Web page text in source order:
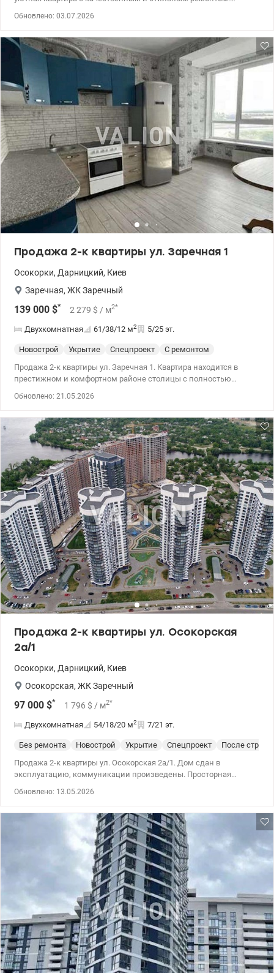
являются большие панорамные окна, благодаря чему поступает
большое количество света, что очень комфортно для
проживания. Из окон квартиры открывается красивый вид на
город и Днепр. 044 200 10 80 valion.ua/1150621
Обновлено: 03.07.2026
Продажа 2-к квартиры ул. Заречная 1
Осокорки, Дарницкий, Киев
Заречная, ЖК Заречный
139 000 $* 2 279 $ / м2*
Двухкомнатная 61/38/12 м2 5/25 эт.
Новострой Укрытие Спецпроект
С ремонтом
Продажа 2-к квартиры ул. Заречная 1. Квартира находится в
престижном и комфортном районе столицы с полностью
200 10 80 valion.ua/1149467
Обновлено: 21.05.2026
Продажа 2-к квартиры ул. Осокорская
2а/1
Осокорки, Дарницкий, Киев
Осокорская, ЖК Заречный
97 000 $* 1 796 $ / м2*
Двухкомнатная 54/18/20 м2 7/21 эт.
Без ремонта Новострой Укрытие Спецпроект
После
Продажа 2-к квартиры ул. Осокорская 2а/1. Дом сдан в
эксплуатацию, коммуникации произведены. Просторная
домом с одной стороны и отсутствием домов с другой.
Панорамные окна, лоджия. Смежный санузел. Прекрасная
инфраструктура – ​​рядом есть спортзалы, новая почта,
супермаркеты, садики и школы, рестораны. 044 200 10 80
valion.ua/1149389
Обновлено: 13.05.2026